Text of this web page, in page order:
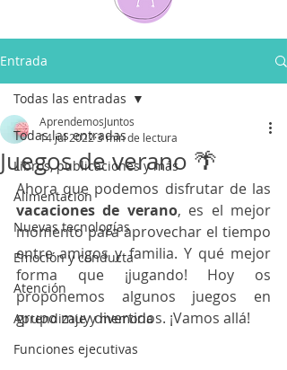
Entrada
Todas las entradas
Libros, publicaciones y más
Alimentación
Nuevas tecnologías
Emoción y conducta
Atención
Aprendizaje y memoria
Funciones ejecutivas
Todas las entradas
Juegos de verano 🌴
AprendemosJuntos
14 jul 20223 min de lectura
vacaciones de verano, es el mejor
momento para aprovechar el tiempo
entre amigos y familia. Y qué mejor
forma que ¡jugando! Hoy os
proponemos algunos juegos en
grupo muy divertidos. ¡Vamos allá!